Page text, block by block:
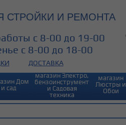
СТРОЙКИ И РЕМОНТА
с 8-00 до 19-00
с 8-00 до 18-00
ДОСТАВКА
Дом
и сад
магазин Электро,
бензоинструмент
и Садовая
техника
магазин
Люстры и
Обои